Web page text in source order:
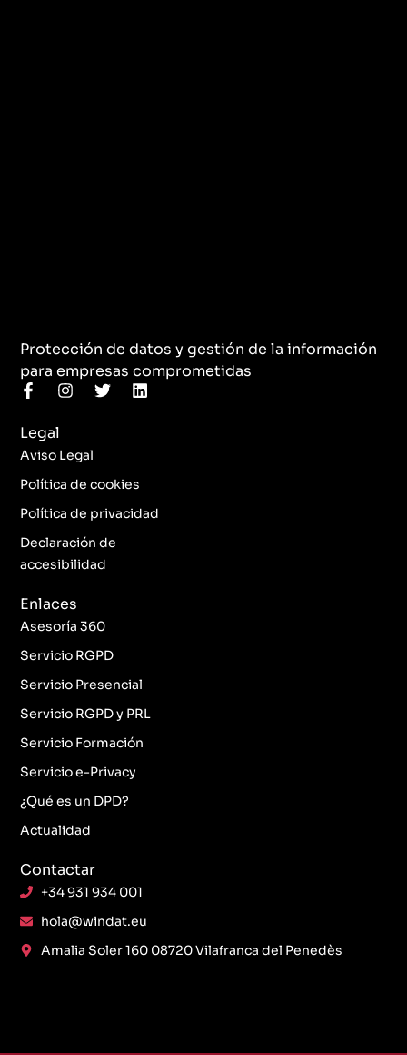
Protección de datos y gestión de la información
para empresas comprometidas
F
a
e
b
o
k
-
f
I
n
a
r
m
T
w
r
L
i
i
n
Enlaces
Asesoría 360
Servicio RGPD
Servicio Presencial
Servicio RGPD y PRL
Servicio Formación
Servicio e-Privacy
¿Qué es un DPD?
Actualidad
Legal
Aviso Legal
Política de cookies
Política de privacidad
Declaración de
accesibilidad
Contactar
+34 931 934 001
hola@windat.eu
Amalia Soler 160 08720 Vilafranca del Penedès